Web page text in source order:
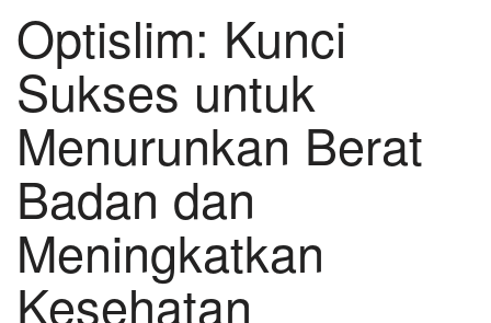
Optislim: Kunci
Sukses untuk
Menurunkan Berat
Badan dan
Meningkatkan
Kesehatan